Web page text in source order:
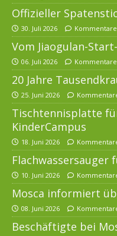
Offizieller
30. Juli 2026
Vom Jiaogulan-
06. Juli 2026
20 Jahre
25. Juni 2026
Tischtennisplatte
KinderCampus
18. Juni 2026
Flachwassersauger
10. Juni 2026
Mosca informiert
08. Juni 2026
Beschäftigte bei